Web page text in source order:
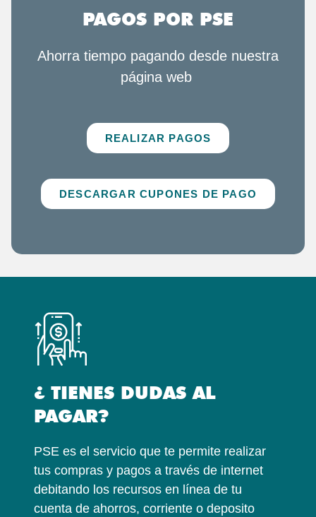
PAGOS POR PSE
Ahorra tiempo pagando desde nuestra
página web
REALIZAR PAGOS
DESCARGAR CUPONES DE PAGO
¿ TIENES DUDAS AL
PAGAR?
PSE es el servicio que te permite realizar
tus compras y pagos a través de internet
debitando los recursos en línea de tu
cuenta de ahorros, corriente o deposito